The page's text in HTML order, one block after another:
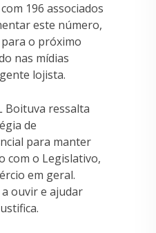
196 associados
este número,
o próximo
nas mídias
lojista.
Boituva ressalta
de
para manter
com o Legislativo,
em geral.
ouvir e ajudar